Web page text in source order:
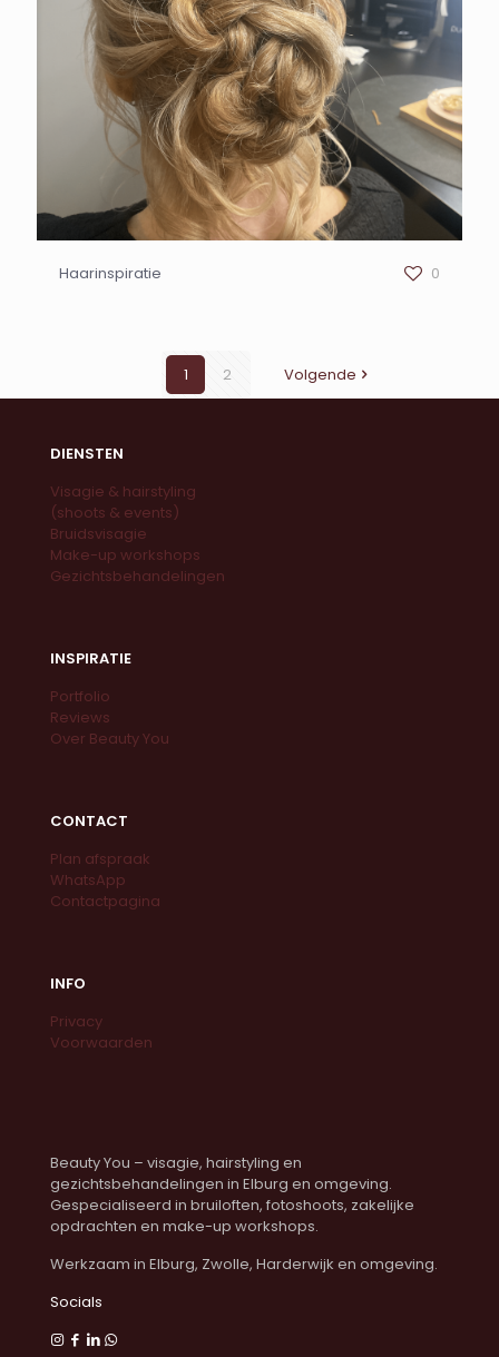
Haarinspiratie 0
1 2 Volgende
DIENSTEN
Visagie & hairstyling
(shoots & events)
Bruidsvisagie
Make-up workshops
Gezichtsbehandelingen
INSPIRATIE
Portfolio
Reviews
Over Beauty You
CONTACT
Plan afspraak
WhatsApp
Contactpagina
INFO
Privacy
Voorwaarden
Beauty You – visagie, hairstyling en
gezichtsbehandelingen in Elburg en omgeving.
Gespecialiseerd in bruiloften, fotoshoots, zakelijke
opdrachten en make-up workshops.
Werkzaam in Elburg, Zwolle, Harderwijk en omgeving.
Socials